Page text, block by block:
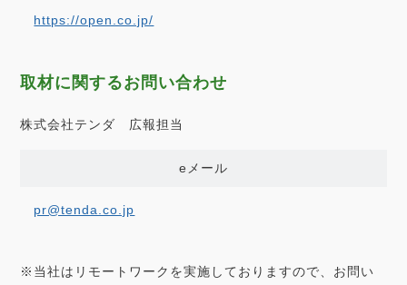
https://open.co.jp/
取材に関するお問い合わせ
株式会社テンダ 広報担当
eメール
pr@tenda.co.jp
※当社はリモートワークを実施しておりますので、お問い